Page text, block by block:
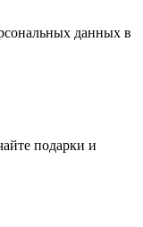
данных в
подарки и